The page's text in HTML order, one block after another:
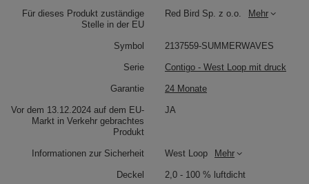
Für dieses Produkt zuständige
Stelle in der EU
Red Bird Sp. z o.o. Mehr
Symbol 2137559-SUMMERWAVES
Serie Contigo - West Loop mit druck
Garantie 24 Monate
Vor dem 13.12.2024 auf dem EU-
Markt in Verkehr gebrachtes
Produkt
JA
Informationen zur Sicherheit West Loop Mehr
Deckel 2,0 - 100 % luftdicht